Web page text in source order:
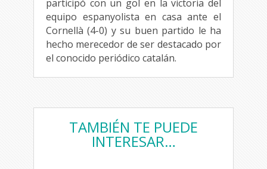
participó con un gol en la victoria del
equipo espanyolista en casa ante el
Cornellà (4-0) y su buen partido le ha
hecho merecedor de ser destacado por
el conocido periódico catalán.
TAMBIÉN TE PUEDE
INTERESAR…